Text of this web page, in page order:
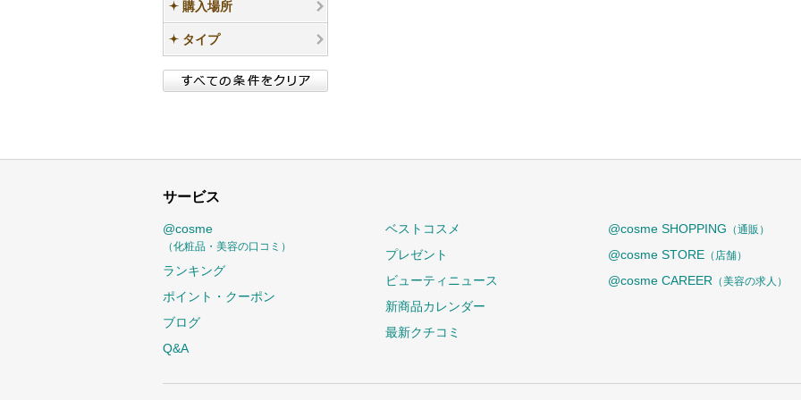
購入場所
タイプ
サービス
@cosme
（化粧品・美容の口コミ）
ランキング
ポイント・クーポン
ブログ
Q&A
ベストコスメ
プレゼント
ビューティニュース
新商品カレンダー
最新クチコミ
@cosme SHOPPING （通販）
@cosme STORE （店舗）
@cosme CAREER （美容の求人）